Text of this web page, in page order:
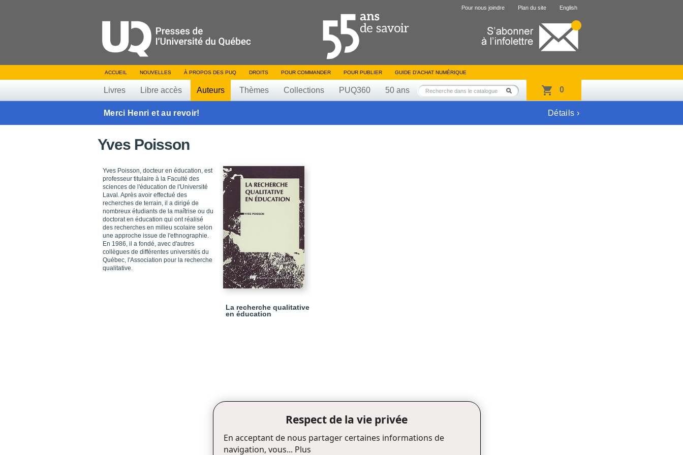
Pour nous joindre Plan du site English
ACCUEIL NOUVELLES À PROPOS DES PUQ DROITS POUR COMMANDER POUR PUBLIER GUIDE D’ACHAT NUMÉRIQUE
Livres Libre accès Auteurs Thèmes Collections PUQ360 50 ans 0
Merci Henri et au revoir! Détails ›
Yves Poisson
Yves Poisson, docteur en éducation, est
professeur titulaire à la Faculté des
sciences de l'éducation de l'Université
Laval. Après avoir effectué des
recherches de terrain, il a dirigé de
nombreux étudiants de la maîtrise ou du
doctorat en éducation qui ont réalisé
des recherches en milieu scolaire selon
une approche issue de l'ethnographie.
En 1986, il a fondé, avec d'autres
collègues de différentes universités du
Québec, l'Association pour la recherche
qualitative.
La recherche qualitative
en éducation
Respect de la vie privée
En acceptant de nous partager certaines informations de
navigation, vous... Plus